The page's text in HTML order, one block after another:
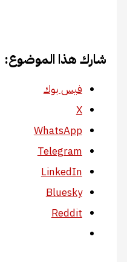
شارك هذا الموضوع:
فيس بوك
X
WhatsApp
Telegram
LinkedIn
Bluesky
Reddit